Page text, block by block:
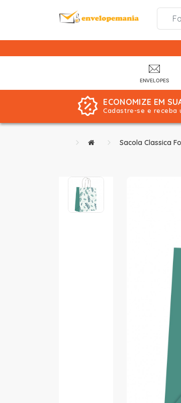
ENVELOPES
ECONOMIZE EM
Cadastre-se e receba
Sacola Classica